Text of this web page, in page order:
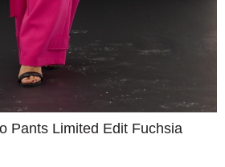
Pants Limited Edit Fuchsia